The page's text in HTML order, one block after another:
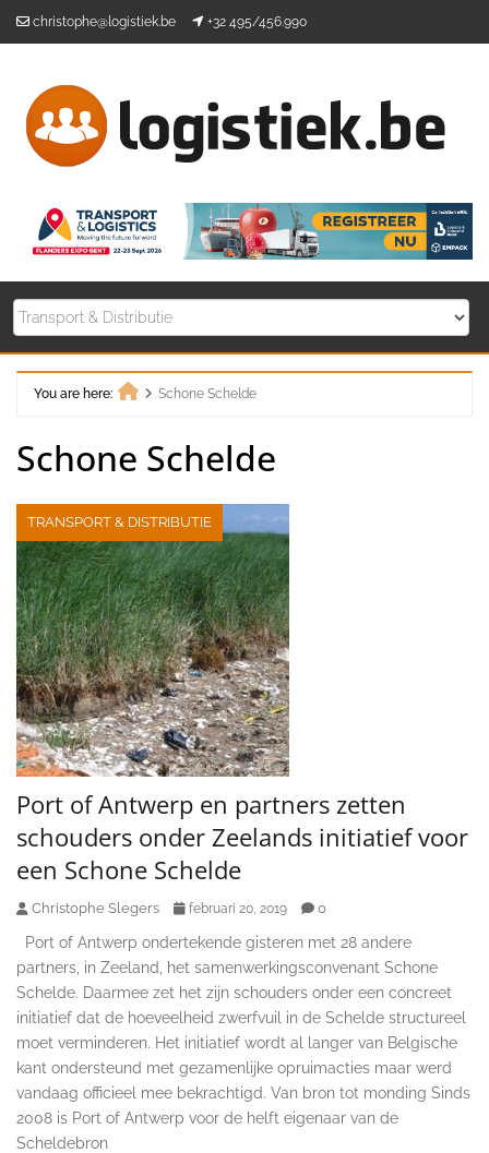
christophe@logistiek.be +32 495/456.990
You are here:
Schone Schelde
Schone Schelde
TRANSPORT & DISTRIBUTIE
Port of Antwerp en partners zetten
schouders onder Zeelands initiatief voor
een Schone Schelde
Christophe Slegers februari 20, 2019 0
Port of Antwerp ondertekende gisteren met 28 andere
partners, in Zeeland, het samenwerkingsconvenant Schone
Schelde. Daarmee zet het zijn schouders onder een concreet
initiatief dat de hoeveelheid zwerfvuil in de Schelde structureel
moet verminderen. Het initiatief wordt al langer van Belgische
kant ondersteund met gezamenlijke opruimacties maar werd
vandaag officieel mee bekrachtigd. Van bron tot monding Sinds
2008 is Port of Antwerp voor de helft eigenaar van de
Scheldebron